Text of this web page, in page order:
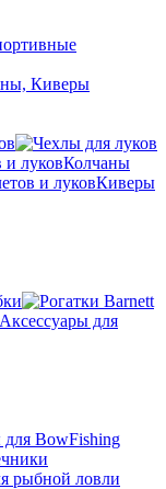
Колчаны
Киверы
Аксессуары для
для BowFishing
рыбной ловли